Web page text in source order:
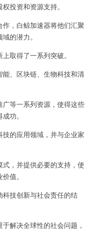
投资和资源支持。
，白鲸加速器将他们汇聚
的潜力。
取得了一系列突破。
、区块链、生物科技和清
等一系列资源，使得这些
功。
的应用领域，并与企业家
，并提供必要的支持，使
值。
技创新与社会责任的结
解决全球性的社会问题，